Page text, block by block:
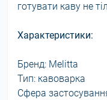
готувати каву не
Характеристики:
Бренд: Melitta
Тип: кавоварка
Сфера